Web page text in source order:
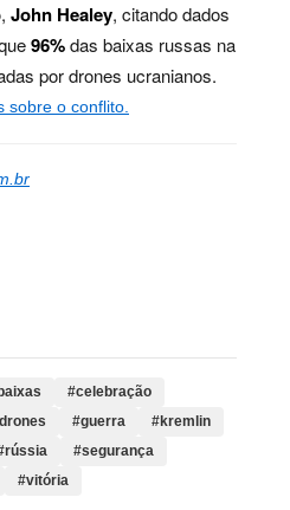
, John Healey, citando dados
96%das baixas russas na
por drones ucranianos.
sobre o conflito.
#celebração
#guerra
#kremlin
#segurança
#vitória